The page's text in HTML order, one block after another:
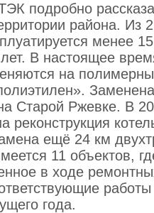
подробно
района. Из
менее
В настоящее
на
Старой Ржевке. В
реконструкция
ещё 24 км
11 объектов,
в ходе
года.